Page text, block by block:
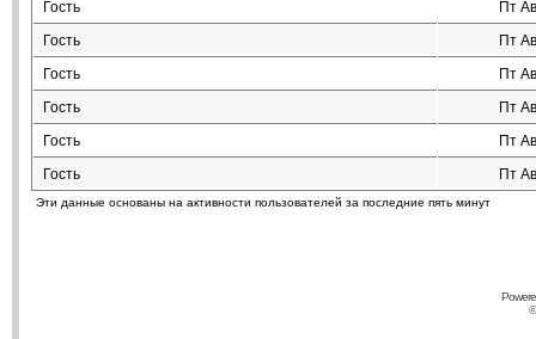
Гость
Пт
Гость
Пт
Гость
Пт
Гость
Пт
Гость
Пт
Гость
Пт
Эти данные основаны на активности пользователей за последние пять минут